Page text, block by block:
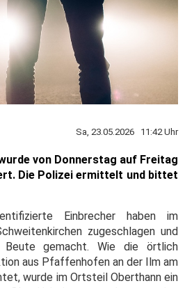
Sa, 23.05.2026 11:42 Uhr
von Donnerstag auf Freitag
Die Polizei ermittelt und bittet
Einbrecher haben im
zugeschlagen und
Beute gemacht. Wie die örtlich
aus Pfaffenhofen an der Ilm am
wurde im Ortsteil Oberthann ein